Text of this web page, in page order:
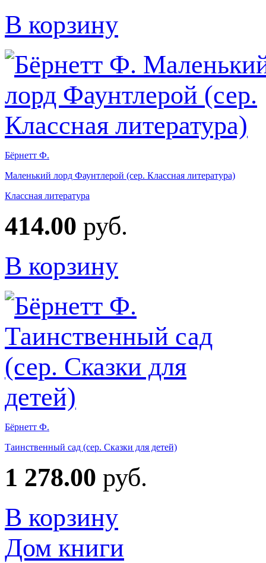
В корзину
Бёрнетт Ф.
Маленький лорд Фаунтлерой (сер. Классная литература)
Классная литература
414.00 руб.
В корзину
Бёрнетт Ф.
Таинственный сад (сер. Сказки для детей)
1 278.00 руб.
В корзину
Дом книги